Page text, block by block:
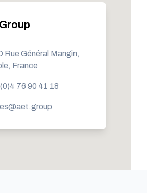
Rue Général Mangin,
France
76 90 41 18